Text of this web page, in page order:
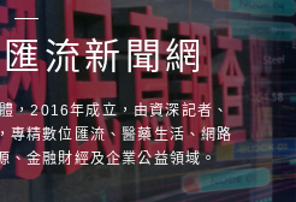
流新聞網
，2016年成立，由資深記者、
專精數位匯流、醫藥生活、網路
、金融財經及企業公益領域。